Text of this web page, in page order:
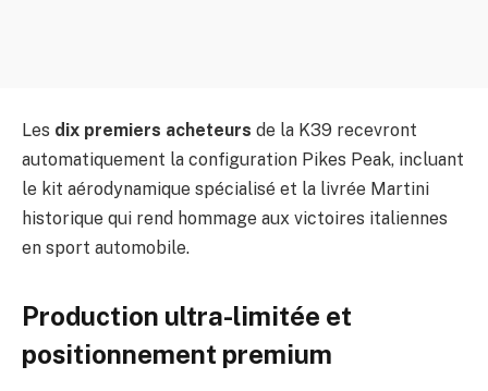
Les dix premiers acheteurs de la K39 recevront
automatiquement la configuration Pikes Peak, incluant
le kit aérodynamique spécialisé et la livrée Martini
historique qui rend hommage aux victoires italiennes
en sport automobile.
Production ultra-limitée et
positionnement premium